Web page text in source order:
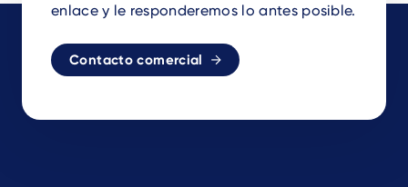
enlace y le responderemos lo antes posible.
Contacto comercial